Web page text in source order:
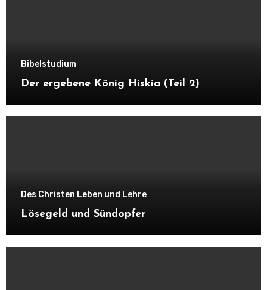
Bibelstudium
Der ergebene König Hiskia (Teil 2)
Des Christen Leben und Lehre
Lösegeld und Sündopfer